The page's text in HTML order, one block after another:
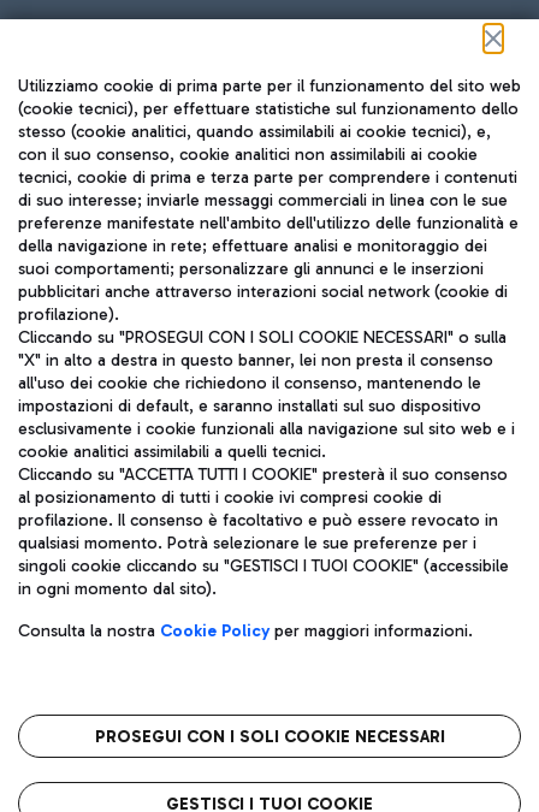
Seguici sui social
TRAVEL JOURNAL
ITA
Aeroporti di Roma S.p.A. - Società soggetta a direzione e
coordinamento di Mundys S.p.A.
Codice fiscale e Registro delle Imprese di Roma 13032990155 P.
IVA 06572251004
Capitale sociale 62.224.743,00 int. vers.
Sede legale: Via Pier Paolo Racchetti 1 - 00054 Fiumicino (RM)
telefono +39 06 65951
Privacy policy
Note legali
Roma FCO
L'aeroporto stellato
Utilizziamo cookie di prima parte per il funzionamento del sito web
(cookie tecnici), per effettuare statistiche sul funzionamento dello
stesso (cookie analitici, quando assimilabili ai cookie tecnici), e,
con il suo consenso, cookie analitici non assimilabili ai cookie
tecnici, cookie di prima e terza parte per comprendere i contenuti
di suo interesse; inviarle messaggi commerciali in linea con le sue
preferenze manifestate nell'ambito dell'utilizzo delle funzionalità e
della navigazione in rete; effettuare analisi e monitoraggio dei
suoi comportamenti; personalizzare gli annunci e le inserzioni
pubblicitari anche attraverso interazioni social network (cookie di
profilazione).
Cliccando su "PROSEGUI CON I SOLI COOKIE NECESSARI" o sulla
"X" in alto a destra in questo banner, lei non presta il consenso
all'uso dei cookie che richiedono il consenso, mantenendo le
impostazioni di default, e saranno installati sul suo dispositivo
esclusivamente i cookie funzionali alla navigazione sul sito web e i
cookie analitici assimilabili a quelli tecnici.
Cliccando su "ACCETTA TUTTI I COOKIE" presterà il suo consenso
al posizionamento di tutti i cookie ivi compresi cookie di
profilazione. Il consenso è facoltativo e può essere revocato in
qualsiasi momento. Potrà selezionare le sue preferenze per i
singoli cookie cliccando su "GESTISCI I TUOI COOKIE" (accessibile
in ogni momento dal sito).
Consulta la nostra Cookie Policyper maggiori informazioni.
PROSEGUI CON I SOLI COOKIE NECESSARI
GESTISCI I TUOI COOKIE